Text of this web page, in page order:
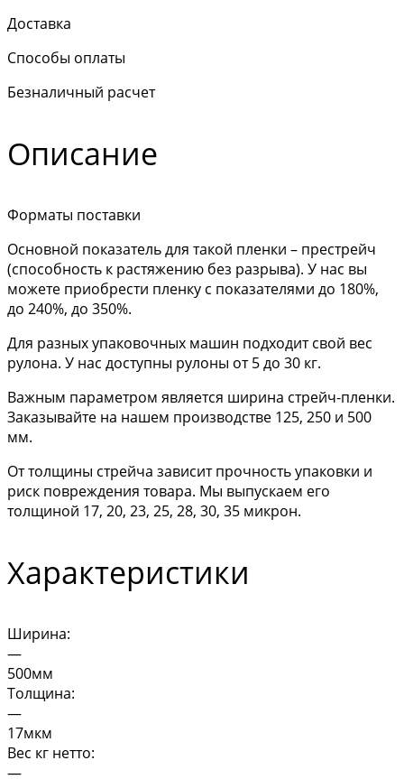
Доставка
Способы оплаты
Безналичный расчет
Описание
Форматы поставки
Основной показатель для такой пленки – престрейч
(способность к растяжению без разрыва). У нас вы
можете приобрести пленку с показателями до 180%,
до 240%, до 350%.
Для разных упаковочных машин подходит свой вес
рулона. У нас доступны рулоны от 5 до 30 кг.
Важным параметром является ширина стрейч-пленки.
Заказывайте на нашем производстве 125, 250 и 500
мм.
От толщины стрейча зависит прочность упаковки и
риск повреждения товара. Мы выпускаем его
толщиной 17, 20, 23, 25, 28, 30, 35 микрон.
Характеристики
Ширина:
—
500мм
Толщина:
—
17мкм
Вес кг нетто:
—